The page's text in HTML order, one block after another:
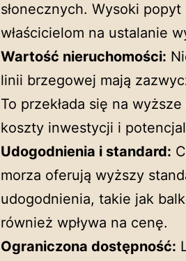
słonecznych. Wysoki
właścicielom na ustalanie
Wartość nieruchomości:
linii brzegowej mają
To przekłada się na
koszty inwestycji i
Udogodnienia i standard:
morza oferują wyższy
udogodnienia, takie jak
również wpływa na cenę.
Ograniczona dostępność: